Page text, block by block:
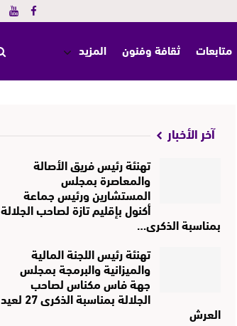
متابعات ثقافة وفنون المزيد
آخر الأخبار
تهنئة رئيس فريق الأصالة
والمعاصرة بمجلس
المستشارين ورئيس جماعة
أكنول بإقليم تازة لصاحب الجلالة
بمناسبة الذكرى…
تهنئة رئيس اللجنة المالية
والميزانية والبرمجة بمجلس
جهة فاس مكناس لصاحب
الجلالة بمناسبة الذكرى 27 لعيد
العرش